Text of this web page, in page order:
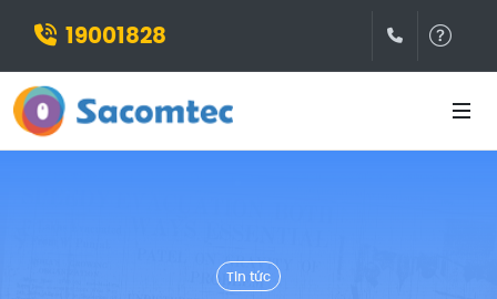
19001828
Tin tức